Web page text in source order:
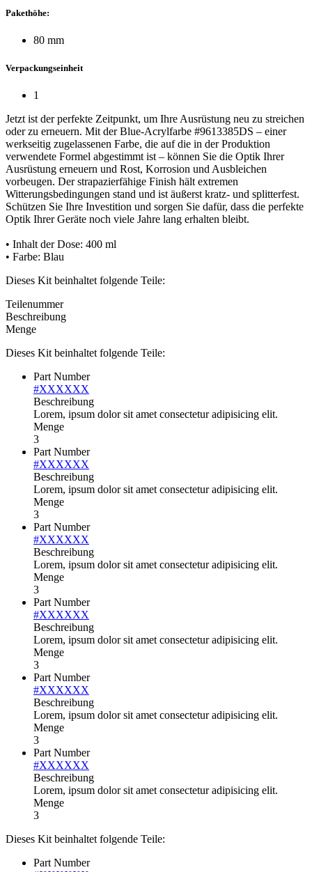
Pakethöhe:
80 mm
Verpackungseinheit
1
Jetzt ist der perfekte Zeitpunkt, um Ihre Ausrüstung neu zu streichen
oder zu erneuern. Mit der Blue-Acrylfarbe #9613385DS – einer
werkseitig zugelassenen Farbe, die auf die in der Produktion
verwendete Formel abgestimmt ist – können Sie die Optik Ihrer
Ausrüstung erneuern und Rost, Korrosion und Ausbleichen
vorbeugen. Der strapazierfähige Finish hält extremen
Witterungsbedingungen stand und ist äußerst kratz- und splitterfest.
Schützen Sie Ihre Investition und sorgen Sie dafür, dass die perfekte
Optik Ihrer Geräte noch viele Jahre lang erhalten bleibt.
• Inhalt der Dose: 400 ml
• Farbe: Blau
Dieses Kit beinhaltet folgende Teile:
Teilenummer
Beschreibung
Menge
Dieses Kit beinhaltet folgende Teile:
Part Number
#XXXXXX
Beschreibung
Lorem, ipsum dolor sit amet consectetur adipisicing elit.
Menge
3
Part Number
#XXXXXX
Beschreibung
Lorem, ipsum dolor sit amet consectetur adipisicing elit.
Menge
3
Part Number
#XXXXXX
Beschreibung
Lorem, ipsum dolor sit amet consectetur adipisicing elit.
Menge
3
Part Number
#XXXXXX
Beschreibung
Lorem, ipsum dolor sit amet consectetur adipisicing elit.
Menge
3
Part Number
#XXXXXX
Beschreibung
Lorem, ipsum dolor sit amet consectetur adipisicing elit.
Menge
3
Part Number
#XXXXXX
Beschreibung
Lorem, ipsum dolor sit amet consectetur adipisicing elit.
Menge
3
Dieses Kit beinhaltet folgende Teile:
Part Number